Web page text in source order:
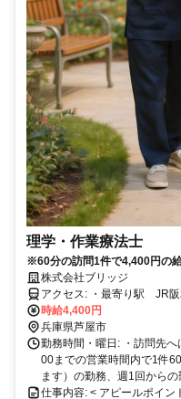
理学・作業療法士
※60分の訪問1件で4,400円の
性活躍中です。
株式会社ブリッジ
アクセス: ・最寄り駅 JR阪和線 鳳駅 徒歩10分 ・駐車場あり ・
駐輪場（バイク、自転車）あ
時給4,400円
兵庫県芦屋市
勤務時間・曜日: ・訪問先
00までの営業時間内で1件
ます）の勤務、週1回からの
仕事内容: < アピールポイ